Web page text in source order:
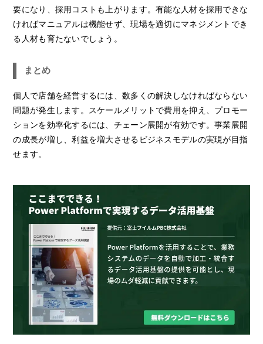
要になり、採用コストも上がります。有能な人材を採用できな
ければマニュアルは機能せず、現場を適切にマネジメントでき
る人材も育たないでしょう。
まとめ
個人で店舗を経営するには、数多くの解決しなければならない
問題が発生します。スケールメリットで費用を抑え、プロモー
ションを効率化するには、チェーン展開が有効です。事業展開
の成長が増し、利益を増大させるビジネスモデルの実現が目指
せます。